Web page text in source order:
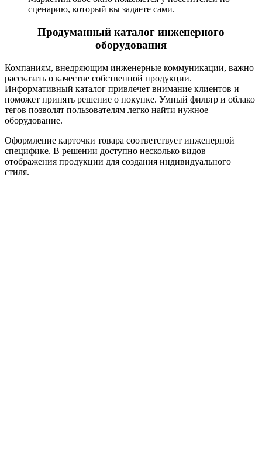
сценарию, который вы задаете сами.
Продуманный каталог инженерного
оборудования
Компаниям, внедряющим инженерные коммуникации, важно
рассказать о качестве собственной продукции.
Информативный каталог привлечет внимание клиентов и
поможет принять решение о покупке. Умный фильтр и облако
тегов позволят пользователям легко найти нужное
оборудование.
Оформление карточки товара соответствует инженерной
специфике. В решении доступно несколько видов
отображения продукции для создания индивидуального
стиля.